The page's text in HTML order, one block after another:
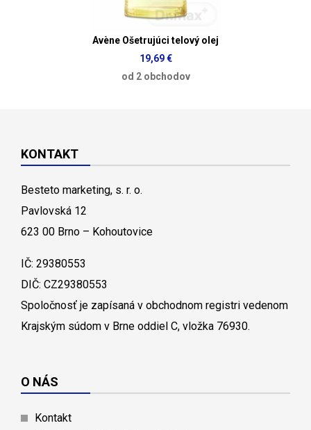
Avène Ošetrujúci telový olej
19,69 €
od 2 obchodov
KONTAKT
Besteto marketing, s. r. o.
Pavlovská 12
623 00 Brno – Kohoutovice
IČ: 29380553
DIČ: CZ29380553
Spoločnosť je zapísaná v obchodnom registri vedenom
Krajským súdom v Brne oddiel C, vložka 76930.
O NÁS
Kontakt